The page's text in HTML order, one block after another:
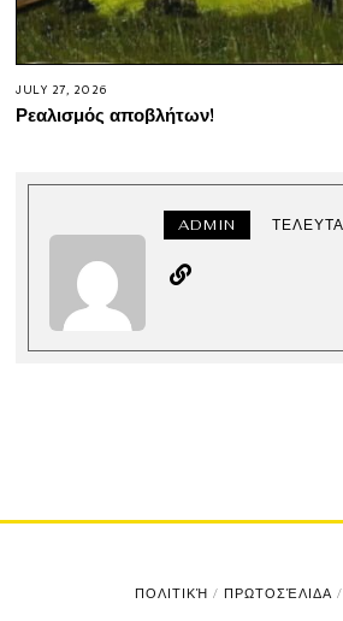
JULY 27, 2026
Ρεαλισμός αποβλήτων!
ADMIN
ΠΟΛΙΤΙΚΉ / ΠΡΩΤΟΣΈΛΙΔΑ /